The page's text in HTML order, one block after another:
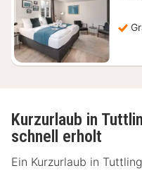
Kurzurlaub in
schnell erholt
Ein Kurzurlaub in